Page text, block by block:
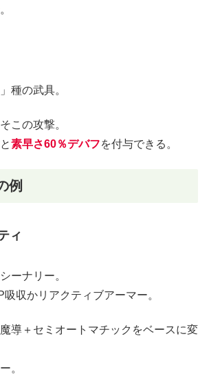
種の武具。
この攻撃。
素早さ60％デバフを付与できる。
例
ィ
ーナリー。
収かリアクティブアーマー。
導＋セミオートマチックをベースに変
。